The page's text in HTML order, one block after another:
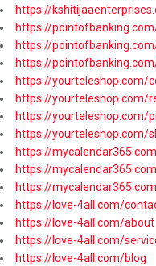
https://
https://
https://
https://
https://yourteleshop.com/
https://yourteleshop.com/
https://yourteleshop.com/
https://yourteleshop.com/
https://
https://
https://
https://love-4all.com/
https://love-4all.com/about
https://love-4all.com/
https://love-4all.com/blog